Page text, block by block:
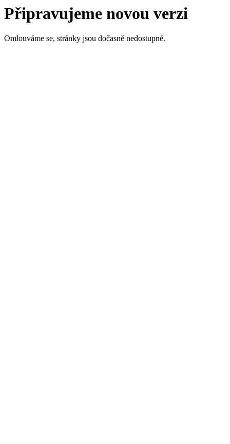
Připravujeme novou verzi
Omlouváme se, stránky jsou dočasně nedostupné.